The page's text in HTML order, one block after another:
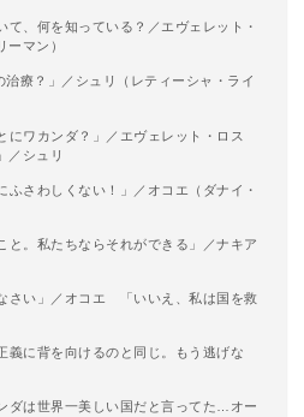
て、何を知っている？／エヴェレット・
ーマン）
治療？」／シュリ（レティーシャ・ライ
にワカンダ？」／エヴェレット・ロス
／シュリ
ふさわしくない！」／オコエ（ダナイ・
と。私たちならそれができる」／ナキア
さい」／オコエ 「いいえ、私は国を救
義に背を向けるのと同じ。もう逃げな
ダは世界一美しい国だと言ってた…オー